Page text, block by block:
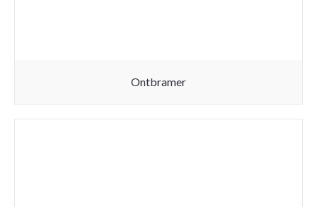
Ontbramer